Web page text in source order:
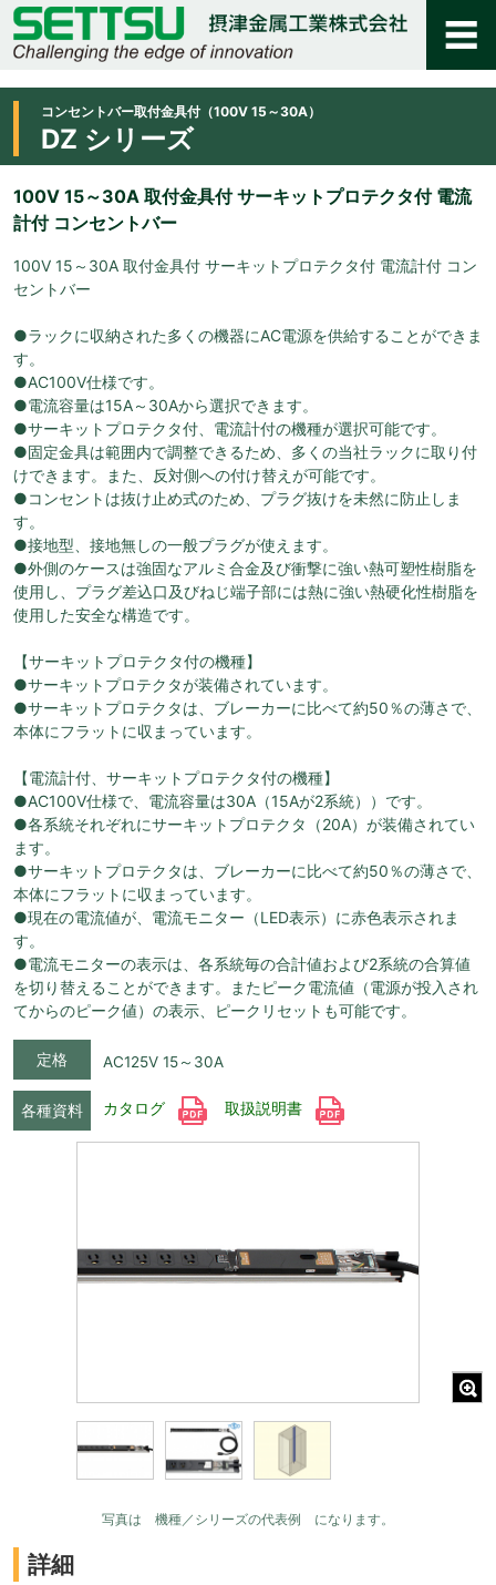
コンセントバー取付金具付（100V 15～30A）
DZ シリーズ
100V 15～30A 取付金具付 サーキットプロテクタ付 電流
計付 コンセントバー
100V 15～30A 取付金具付 サーキットプロテクタ付 電流計付 コン
セントバー
●ラックに収納された多くの機器にAC電源を供給することができま
す。
●AC100V仕様です。
●電流容量は15A～30Aから選択できます。
●サーキットプロテクタ付、電流計付の機種が選択可能です。
●固定金具は範囲内で調整できるため、多くの当社ラックに取り付
けできます。また、反対側への付け替えが可能です。
●コンセントは抜け止め式のため、プラグ抜けを未然に防止しま
す。
●接地型、接地無しの一般プラグが使えます。
●外側のケースは強固なアルミ合金及び衝撃に強い熱可塑性樹脂を
使用し、プラグ差込口及びねじ端子部には熱に強い熱硬化性樹脂を
使用した安全な構造です。
【サーキットプロテクタ付の機種】
●サーキットプロテクタが装備されています。
●サーキットプロテクタは、ブレーカーに比べて約50％の薄さで、
本体にフラットに収まっています。
【電流計付、サーキットプロテクタ付の機種】
●AC100V仕様で、電流容量は30A（15Aが2系統））です。
●各系統それぞれにサーキットプロテクタ（20A）が装備されてい
ます。
●サーキットプロテクタは、ブレーカーに比べて約50％の薄さで、
本体にフラットに収まっています。
●現在の電流値が、電流モニター（LED表示）に赤色表示されま
す。
●電流モニターの表示は、各系統毎の合計値および2系統の合算値
を切り替えることができます。またピーク電流値（電源が投入され
てからのピーク値）の表示、ピークリセットも可能です。
定格 AC125V 15～30A
各種資料 カタログ 取扱説明書
写真は 機種／シリーズの代表例 になります。
詳細